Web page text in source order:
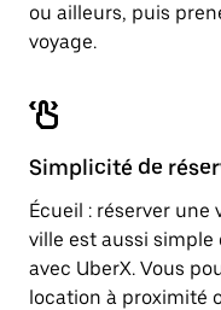
ou ailleurs, puis
voyage.
Simplicité de
Écueil : réserver
ville est aussi
avec UberX. Vous
location à proximité